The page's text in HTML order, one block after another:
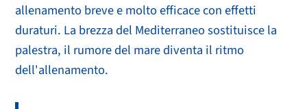
allenamento breve e molto efficace con effetti
duraturi. La brezza del Mediterraneo sostituisce la
palestra, il rumore del mare diventa il ritmo
dell'allenamento.